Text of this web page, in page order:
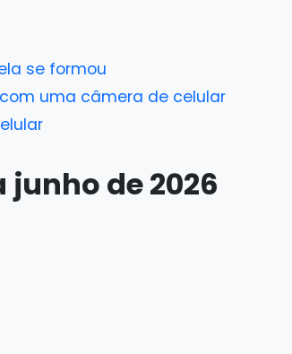
se formou
uma câmera de celular
de 2026